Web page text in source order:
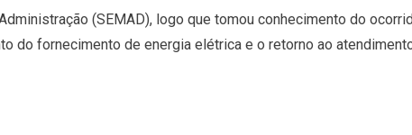
(SEMAD), logo que tomou conhecimento do
do fornecimento de energia elétrica e o retorno ao